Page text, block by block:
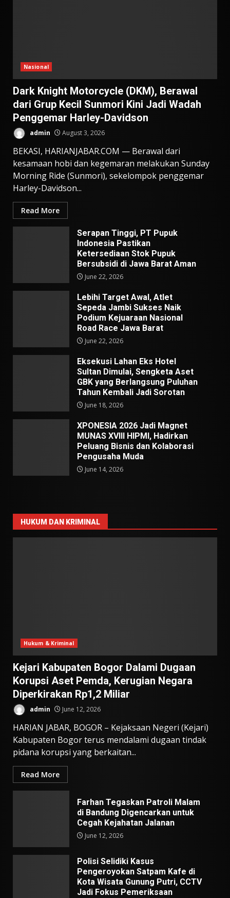
Nasional
Dark Knight Motorcycle (DKM), Berawal
dari Grup Kecil Sunmori Kini Jadi Wadah
Penggemar Harley-Davidson
admin August 3, 2026
BEKASI, HARIANJABAR.COM — Berawal dari
kesamaan hobi dan kegemaran melakukan Sunday
Morning Ride (Sunmori), sekelompok penggemar
Harley-Davidson...
Read More
Serapan Tinggi, PT Pupuk
Indonesia Pastikan
Ketersediaan Stok Pupuk
Bersubsidi di Jawa Barat Aman
June 22, 2026
Lebihi Target Awal, Atlet
Sepeda Jambi Sukses Naik
Podium Kejuaraan Nasional
Road Race Jawa Barat
June 22, 2026
Eksekusi Lahan Eks Hotel
Sultan Dimulai, Sengketa Aset
GBK yang Berlangsung Puluhan
Tahun Kembali Jadi Sorotan
June 18, 2026
XPONESIA 2026 Jadi Magnet
MUNAS XVIII HIPMI, Hadirkan
Peluang Bisnis dan Kolaborasi
Pengusaha Muda
June 14, 2026
HUKUM DAN KRIMINAL
Hukum & Kriminal
Kejari Kabupaten Bogor Dalami Dugaan
Korupsi Aset Pemda, Kerugian Negara
Diperkirakan Rp1,2 Miliar
admin June 12, 2026
HARIAN JABAR, BOGOR – Kejaksaan Negeri (Kejari)
Kabupaten Bogor terus mendalami dugaan tindak
pidana korupsi yang berkaitan...
Read More
Farhan Tegaskan Patroli Malam
di Bandung Digencarkan untuk
Cegah Kejahatan Jalanan
June 12, 2026
Polisi Selidiki Kasus
Pengeroyokan Satpam Kafe di
Kota Wisata Gunung Putri, CCTV
Jadi Fokus Pemeriksaan